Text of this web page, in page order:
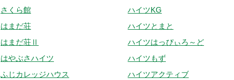
さくら館
はまだ荘
はまだ荘Ⅱ
はやぶさハイツ
ふじカレッジハウス
ハイツKG
ハイツとまと
ハイツはっぴぃろ～ど
ハイツもず
ハイツアクティブ